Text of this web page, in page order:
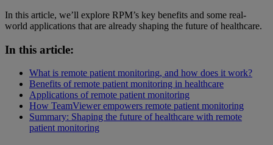
In this article, we’ll explore RPM’s key benefits and some real-
world applications that are already shaping the future of healthcare.
In this article:
What is remote patient monitoring, and how does it work?
Benefits of remote patient monitoring in healthcare
Applications of remote patient monitoring
How TeamViewer empowers remote patient monitoring
Summary: Shaping the future of healthcare with remote
patient monitoring